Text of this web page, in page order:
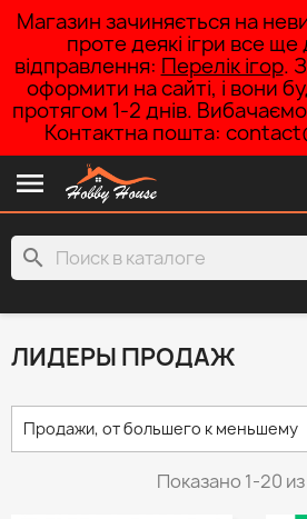
Магазин зачиняється на
проте деякі ігри все
відправлення: Перелік ігор.
оформити на сайті, і вони
протягом 1-2 днів.
Контактна пошта:

search
ЛИДЕРЫ ПРОДАЖ
Продажи, от большего к меньшему
Показано 1-20